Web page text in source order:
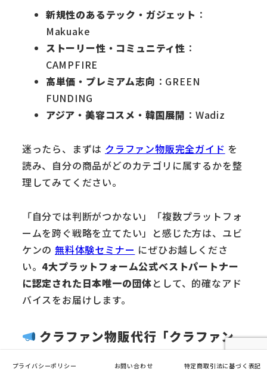
新規性のあるテック・ガジェット ：
Makuake
ストーリー性・コミュニティ性 ：
CAMPFIRE
高単価・プレミアム志向 ：GREEN
FUNDING
アジア・美容コスメ・韓国展開 ：Wadiz
迷ったら、まずは クラファン物販完全ガイド を
読み、自分の商品がどのカテゴリに属するかを整
理してみてください。
「自分では判断がつかない」「複数プラットフォ
ームを跨ぐ戦略を立てたい」と感じた方は、ユビ
ケンの 無料体験セミナー にぜひお越しくださ
い。 4大プラットフォーム公式ベストパートナー
に認定された日本唯一の団体として、的確なアド
バイスをお届けします。
クラファン物販代行「クラファン
プライバシーポリシー お問い合わせ 特定商取引法に基づく表記